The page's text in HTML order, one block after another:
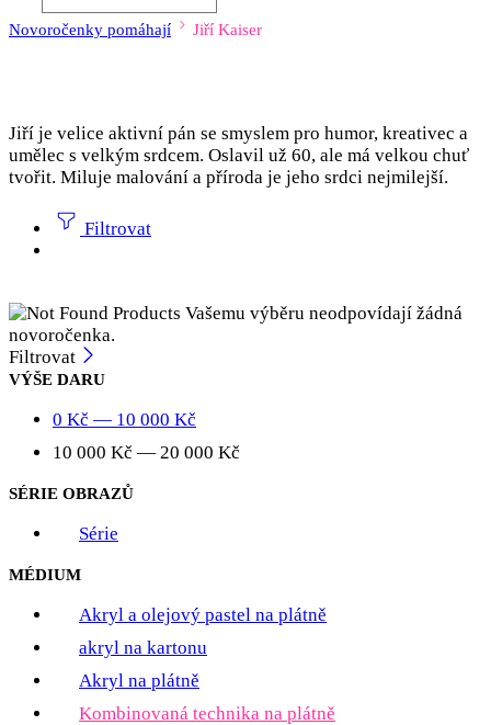
Novoročenky pomáhají Jiří Kaiser
Jiří je velice aktivní pán se smyslem pro humor, kreativec a
umělec s velkým srdcem. Oslavil už 60, ale má velkou chuť
tvořit. Miluje malování a příroda je jeho srdci nejmilejší.
Filtrovat
Vašemu výběru neodpovídají žádná
novoročenka.
Filtrovat
VÝŠE DARU
0 Kč — 10 000 Kč
10 000 Kč — 20 000 Kč
SÉRIE OBRAZŮ
Série
MÉDIUM
Akryl a olejový pastel na plátně
akryl na kartonu
Akryl na plátně
Kombinovaná technika na plátně